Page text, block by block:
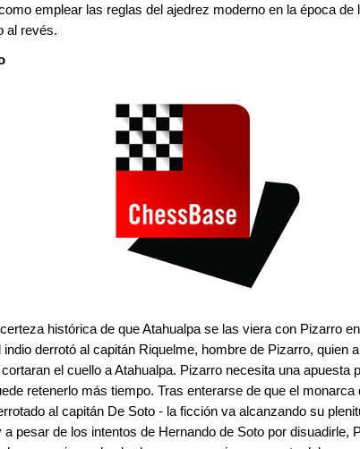
emplear las reglas del ajedrez moderno en la época
al revés.
histórica de que Atahualpa se las viera con Pizarro
derrotó al capitán Riquelme, hombre de Pizarro, quien
el cuello a Atahualpa. Pizarro necesita una apuesta
retenerlo más tiempo. Tras enterarse de que el monarca
al capitán De Soto - la ficción va alcanzando su
pesar de los intentos de Hernando de Soto por disuadirle,